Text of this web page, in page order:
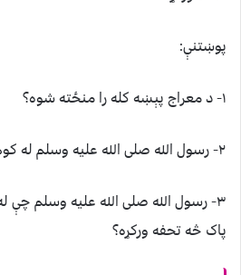
پوښتنې:
۱- د معراج پېښه کله را منځته شوه؟
۲- رسول الله صلی الله عليه وسلم له کوم ځای نه معراج ته تللی؟
۳- رسول الله صلی الله عليه وسلم چې له
پاک څه تحفه ورکړه؟